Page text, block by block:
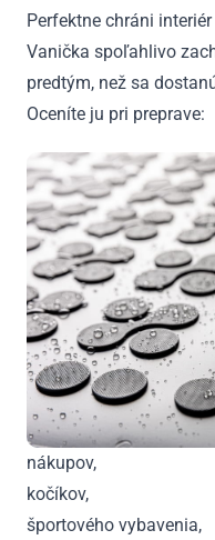
Perfektne chráni
Vanička spoľahlivo
predtým, než sa
Oceníte ju pri preprave:
nákupov,
kočíkov,
športového vybavenia,